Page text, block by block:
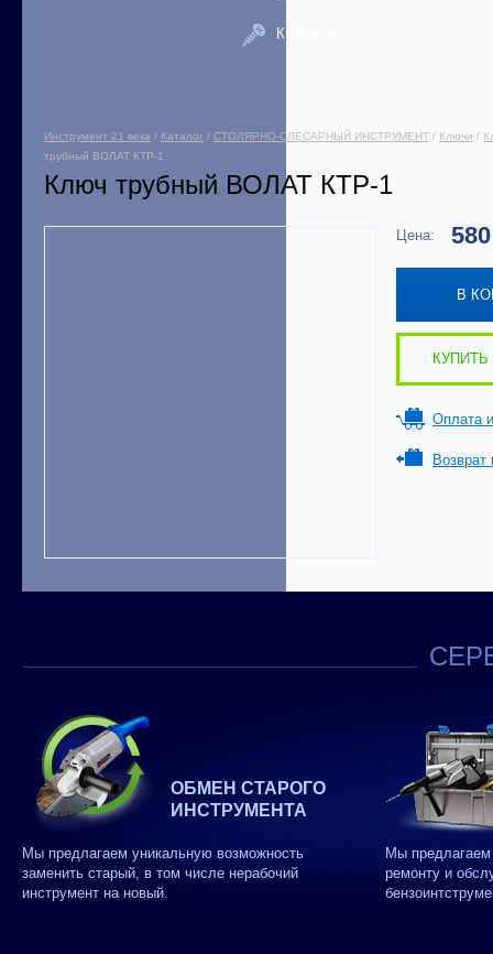
КРЕПЕЖ
Инструмент 21 века / Каталог / СТОЛЯРНО-СЛЕСАРНЫЙ ИНСТРУМЕНТ / Ключи /
трубный ВОЛАТ КТР-1
Ключ трубный ВОЛАТ КТР-1
Цена:
В
КУПИТЬ
Оплата
Возврат
ОБМЕН СТАРОГО
ИНСТРУМЕНТА
Мы предлагаем уникальную возможность
заменить старый, в том числе нерабочий
инструмент на новый.
Мы
ремонту и